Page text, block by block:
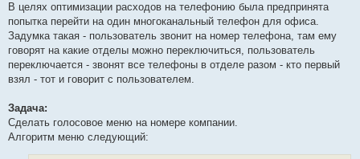
щ
е
и
е
В целях оптимизации расходов на телефонию была предпринята
попытка перейти на один многоканальный телефон для офиса.
Задумка такая - пользователь звонит на номер телефона, там ему
говорят на какие отделы можно переключиться, пользователь
переключается - звонят все телефоны в отделе разом - кто первый
взял - тот и говорит с пользователем.
Задача:
Сделать голосовое меню на номере компании.
Алгоритм меню следующий: